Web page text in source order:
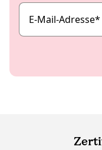
E-Mail-Adresse*